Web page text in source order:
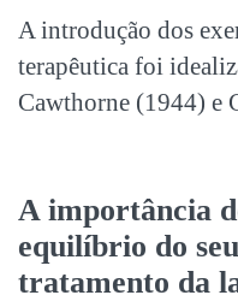
A introdução dos
terapêutica foi
Cawthorne (1944) e
A importância
equilíbrio do
tratamento da